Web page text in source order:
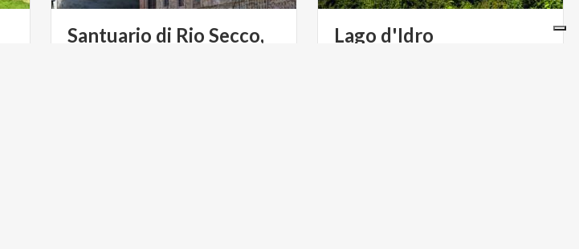
Santuario di Rio Secco,
Lago d'Idro